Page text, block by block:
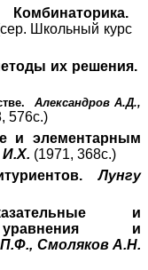
Школьный курс
их решения.
Александров А.Д.,
576с.)
и элементарным
(1971, 368с.)
Лунгу
и
уравнения и
Смоляков А.Н.